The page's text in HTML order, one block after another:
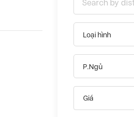
Loại hình
P.Ngủ
Giá